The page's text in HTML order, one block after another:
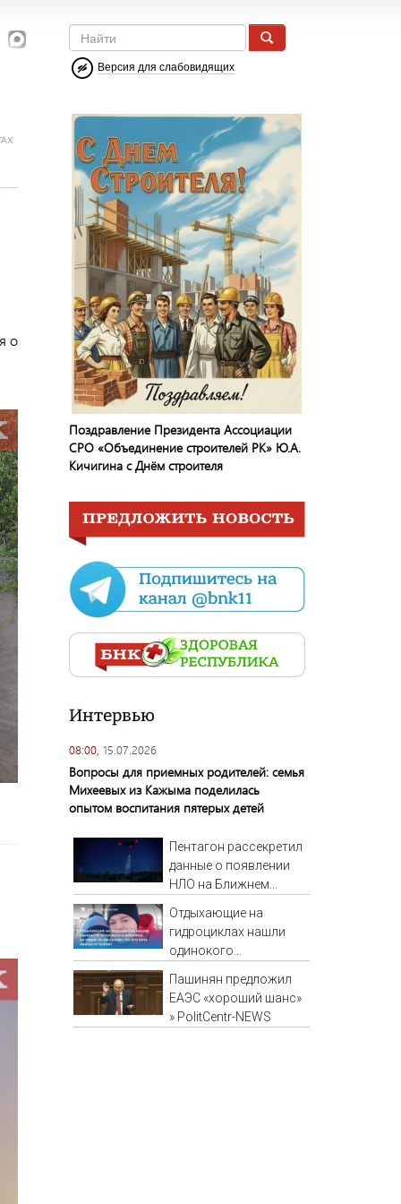
Версия для слабовидящих
о
Поздравление Президента Ассоциации
СРО «Объединение строителей РК» Ю.А.
Кичигина с Днём строителя
Интервью
08:00, 15.07.2026
Вопросы для приемных родителей: семья
Михеевых из Кажыма поделилась
опытом воспитания пятерых детей
Пентагон рассекретил
данные о появлении
НЛО на Ближнем
Отдыхающие на
гидроциклах нашли
одинокого
на лодке: он
рассказал, что его
папа нырнул и пропал
Пашинян предложил
ЕАЭС «хороший шанс»
» PolitCentr-NEWS